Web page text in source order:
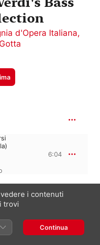
d'Opera Italiana,
6:04
7:39
i contenuti
trovi
Continua